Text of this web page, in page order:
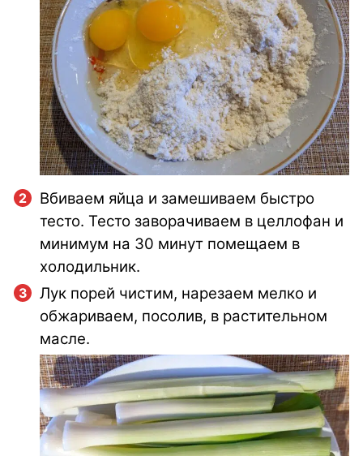
Вбиваем яйца и замешиваем быстро
тесто. Тесто заворачиваем в целлофан и
минимум на 30 минут помещаем в
холодильник.
Лук порей чистим, нарезаем мелко и
обжариваем, посолив, в растительном
масле.